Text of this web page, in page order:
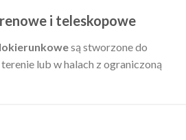
i teleskopowe
są stworzone do
lub w halach z ograniczoną